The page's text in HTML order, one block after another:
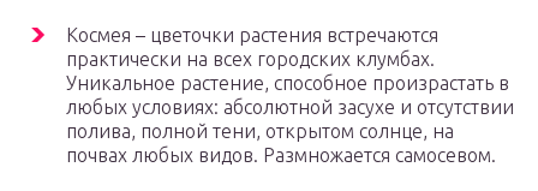
Космея – цветочки растения встречаются
практически на всех городских клумбах.
Уникальное растение, способное произрастать в
любых условиях: абсолютной засухе и отсутствии
полива, полной тени, открытом солнце, на
почвах любых видов. Размножается самосевом.